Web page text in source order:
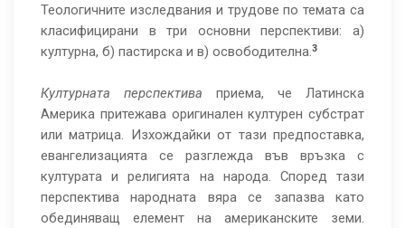
Теологичните изследвания и трудове по темата са
класифицирани в три основни перспективи: а)
културна, б) пастирска и в) освободителна.3
Културната перспектива приема, че Латинска
Америка притежава оригинален културен субстрат
или матрица. Изхождайки от тази предпоставка,
евангелизацията се разглежда във връзка с
културата и религията на народа. Според тази
перспектива народната вяра се запазва като
обединяващ елемент на американските земи.